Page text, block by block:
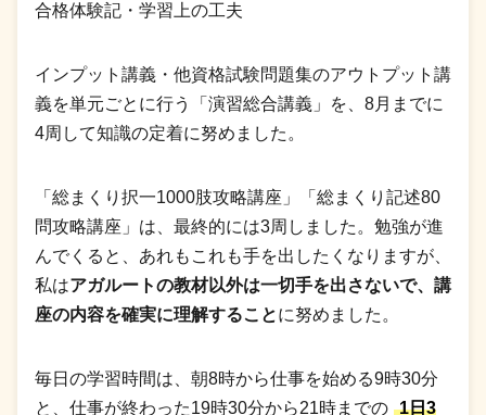
合格体験記・学習上の工夫
インプット講義・他資格試験問題集のアウトプット講
義を単元ごとに行う「演習総合講義」を、8月までに
4周して知識の定着に努めました。
「総まくり択一1000肢攻略講座」「総まくり記述80
問攻略講座」は、最終的には3周しました。勉強が進
んでくると、あれもこれも手を出したくなりますが、
私はアガルートの教材以外は一切手を出さないで、講
座の内容を確実に理解することに努めました。
毎日の学習時間は、朝8時から仕事を始める9時30分
と、仕事が終わった19時30分から21時までの 1日3